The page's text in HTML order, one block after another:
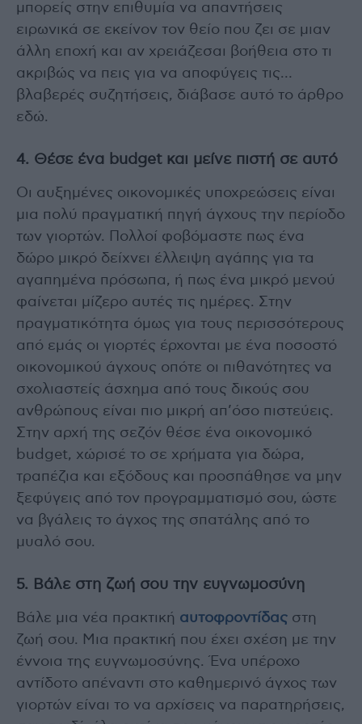
μπορείς στην επιθυμία να απαντήσεις
ειρωνικά σε εκείνον τον θείο που ζει σε μιαν
άλλη εποχή και αν χρειάζεσαι βοήθεια στο τι
ακριβώς να πεις για να αποφύγεις τις…
βλαβερές συζητήσεις, διάβασε αυτό το άρθρο
εδώ.
4. Θέσε ένα budget και μείνε πιστή σε αυτό
Οι αυξημένες οικονομικές υποχρεώσεις είναι
μια πολύ πραγματική πηγή άγχους την περίοδο
των γιορτών. Πολλοί φοβόμαστε πως ένα
δώρο μικρό δείχνει έλλειψη αγάπης για τα
αγαπημένα πρόσωπα, ή πως ένα μικρό μενού
φαίνεται μίζερο αυτές τις ημέρες. Στην
πραγματικότητα όμως για τους περισσότερους
από εμάς οι γιορτές έρχονται με ένα ποσοστό
οικονομικού άγχους οπότε οι πιθανότητες να
σχολιαστείς άσχημα από τους δικούς σου
ανθρώπους είναι πιο μικρή απ’όσο πιστεύεις.
Στην αρχή της σεζόν θέσε ένα οικονομικό
budget, χώρισέ το σε χρήματα για δώρα,
τραπέζια και εξόδους και προσπάθησε να μην
ξεφύγεις από τον προγραμματισμό σου, ώστε
να βγάλεις το άγχος της σπατάλης από το
μυαλό σου.
5. Βάλε στη ζωή σου την ευγνωμοσύνη
Βάλε μια νέα πρακτική αυτοφροντίδας στη
ζωή σου. Μια πρακτική που έχει σχέση με την
έννοια της ευγνωμοσύνης. Ένα υπέροχο
αντίδοτο απέναντι στο καθημερινό άγχος των
γιορτών είναι το να αρχίσεις να παρατηρήσεις,